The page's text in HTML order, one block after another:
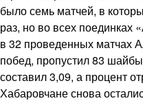
было семь матчей, в
раз, но во всех поединках
в 32 проведенных матчах
побед, пропустил 83
составил 3,09, а процент
Хабаровчане снова